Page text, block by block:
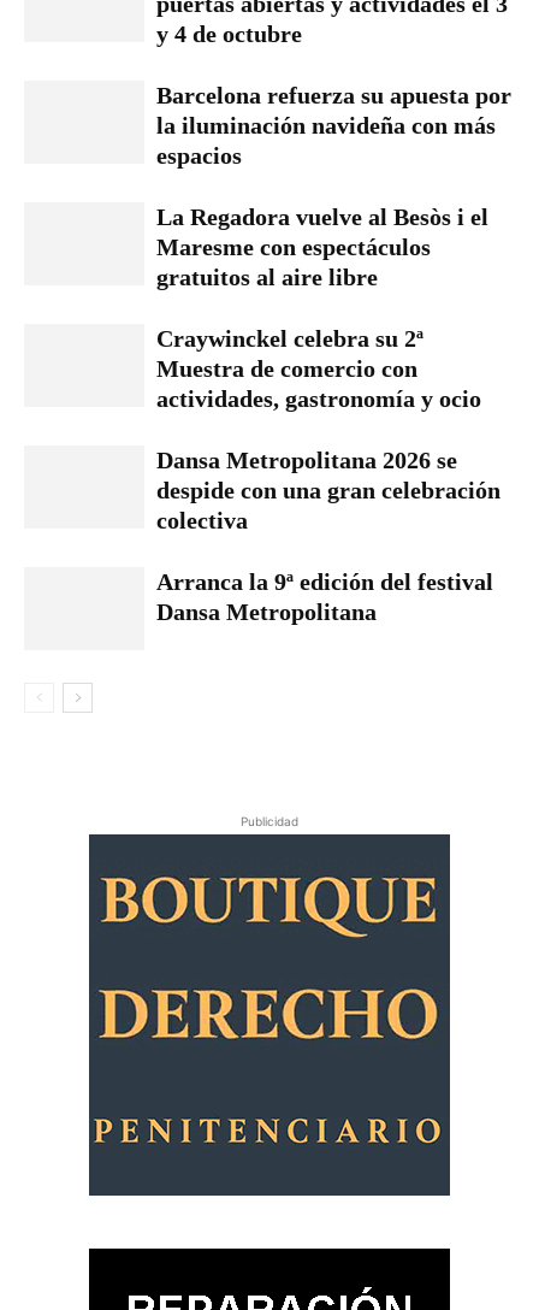
y 4 de octubre
Barcelona refuerza su apuesta por
la iluminación navideña con más
espacios
La Regadora vuelve al Besòs i el
Maresme con espectáculos
gratuitos al aire libre
Craywinckel celebra su 2ª
Muestra de comercio con
actividades, gastronomía y ocio
Dansa Metropolitana 2026 se
despide con una gran celebración
colectiva
Arranca la 9ª edición del festival
Dansa Metropolitana
Publicidad